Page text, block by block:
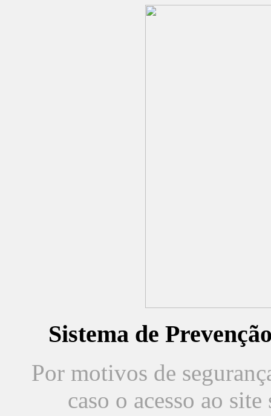
Sistema de
Por motivos de
caso o acesso ao